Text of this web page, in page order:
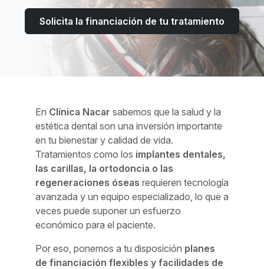
Solicita la financiación de tu tratamiento
En Clínica Nacar sabemos que la salud y la
estética dental son una inversión importante
en tu bienestar y calidad de vida.
Tratamientos como los implantes dentales,
las carillas, la ortodoncia o las
regeneraciones óseas requieren tecnología
avanzada y un equipo especializado, lo que a
veces puede suponer un esfuerzo
económico para el paciente.
Por eso, ponemos a tu disposición planes
de financiación flexibles y facilidades de